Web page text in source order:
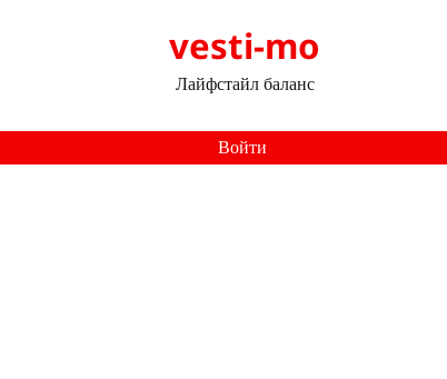
vesti-mo
Лайфстайл баланс
Войти